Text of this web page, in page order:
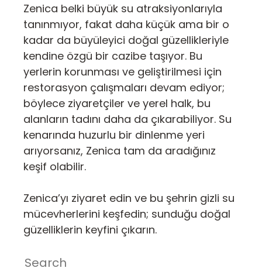
Zenica belki büyük su atraksiyonlarıyla
tanınmıyor, fakat daha küçük ama bir o
kadar da büyüleyici doğal güzellikleriyle
kendine özgü bir cazibe taşıyor. Bu
yerlerin korunması ve geliştirilmesi için
restorasyon çalışmaları devam ediyor;
böylece ziyaretçiler ve yerel halk, bu
alanların tadını daha da çıkarabiliyor. Su
kenarında huzurlu bir dinlenme yeri
arıyorsanız, Zenica tam da aradığınız
keşif olabilir.
Zenica’yı ziyaret edin ve bu şehrin gizli su
mücevherlerini keşfedin; sunduğu doğal
güzelliklerin keyfini çıkarın.